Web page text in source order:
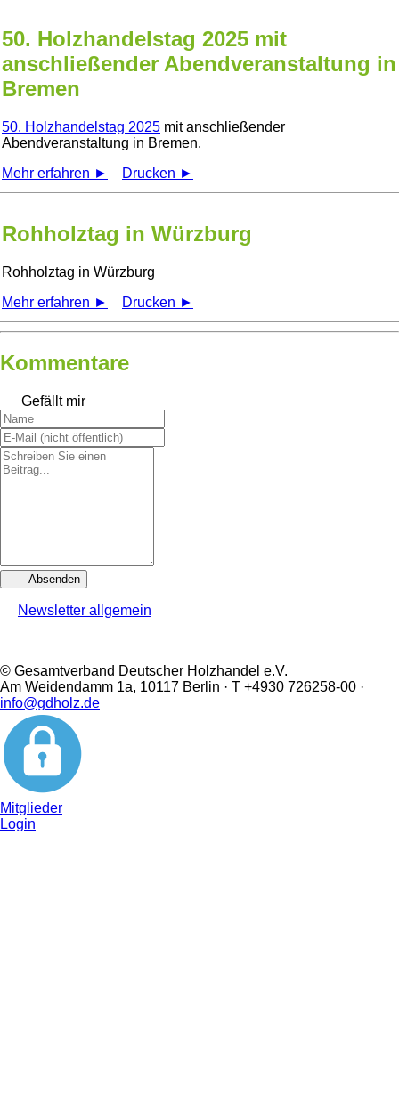
50. Holzhandelstag 2025 mit
anschließender Abendveranstaltung in
Bremen
50. Holzhandelstag 2025 mit anschließender
Abendveranstaltung in Bremen.
Mehr erfahren ►
Drucken ►
Rohholztag in Würzburg
Rohholztag in Würzburg
Mehr erfahren ►
Drucken ►
Kommentare
Gefällt mir
Absenden
Newsletter allgemein
© Gesamtverband Deutscher Holzhandel e.V.
Am Weidendamm 1a, 10117 Berlin · T +4930 726258-00 ·
info@gdholz.de
Mitglieder
Login